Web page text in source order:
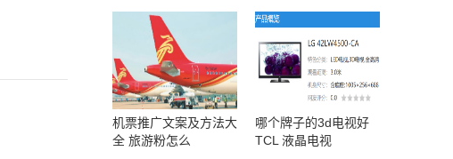
机票推广文案及方法大
全 旅游粉怎么
哪个牌子的3d电视好
TCL 液晶电视